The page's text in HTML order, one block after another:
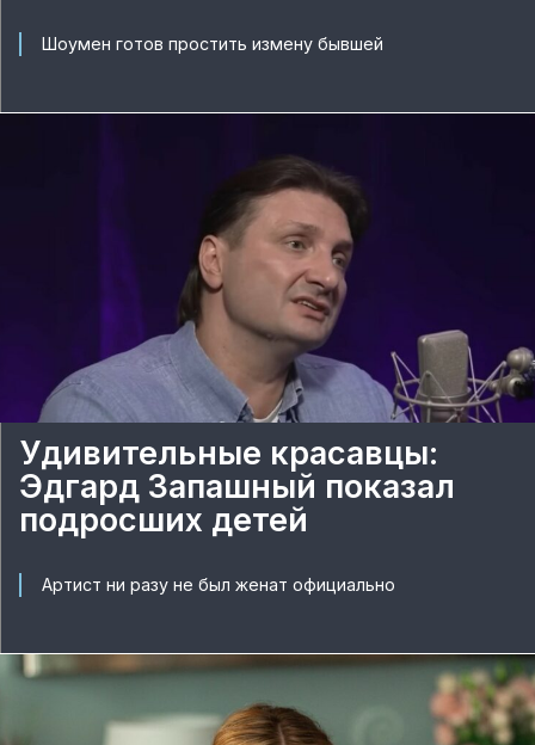
Шоумен готов простить измену бывшей
Удивительные красавцы:
Эдгард Запашный показал
подросших детей
Артист ни разу не был женат официально